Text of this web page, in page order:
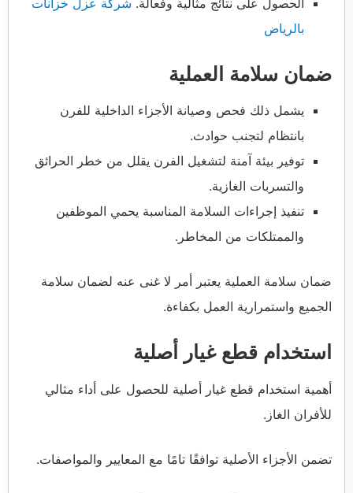
بالرياض
ضمان سلامة العملية
يشمل ذلك فحص وصيانة الأجزاء الداخلية للفرن
بانتظام لتجنب حوادث.
توفير بيئة آمنة لتشغيل الفرن يقلل من خطر الحرائق
والتسربات الغازية.
تنفيذ إجراءات السلامة المناسبة يحمي الموظفين
والممتلكات من المخاطر.
ضمان سلامة العملية يعتبر أمر لا غنى عنه لضمان سلامة
الجميع واستمرارية العمل بكفاءة.
استخدام قطع غيار أصلية
أهمية استخدام قطع غيار أصلية للحصول على أداء مثالي
للأفران الغاز.
تضمن الأجزاء الأصلية توافقًا تامًا مع المعايير والمواصفات.